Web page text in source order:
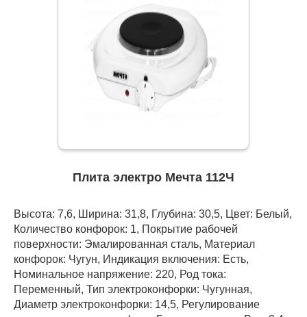
Плита электро Мечта 112Ч
Высота: 7,6, Ширина: 31,8, Глубина: 30,5, Цвет: Белый,
Количество конфорок: 1, Покрытие рабочей
поверхности: Эмалированная сталь, Материал
конфорок: Чугун, Индикация включения: Есть,
Номинальное напряжение: 220, Род тока:
Переменный, Тип электроконфорки: Чугунная,
Диаметр электроконфорки: 14,5, Регулирование